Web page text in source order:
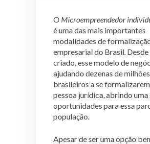
O Microempreendedor
é uma das mais importantes
modalidades de
empresarial do Brasil.
criado, esse modelo de
ajudando dezenas de
brasileiros a se
pessoa jurídica, abrindo uma
oportunidades para essa
população.
Apesar de ser uma opção